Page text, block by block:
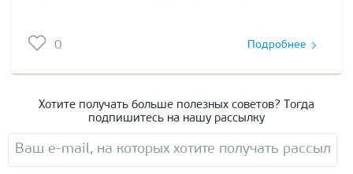
0 Подробнее
Хотите получать больше полезных советов? Тогда
подпишитесь на нашу рассылку